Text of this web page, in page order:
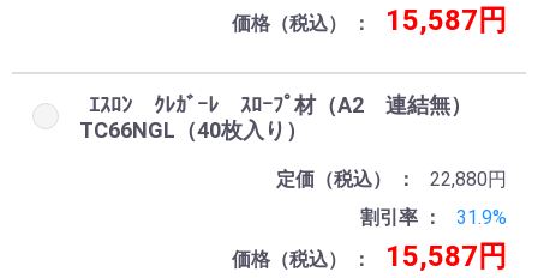
価格（税込）
15,587円
ｴｽﾛﾝ ｸﾚｶﾞｰﾚ ｽﾛｰﾌﾟ材（A2 連結無）
TC66NGL（40枚入り）
定価（税込）
22,880円
割引率
31.9%
価格（税込）
15,587円